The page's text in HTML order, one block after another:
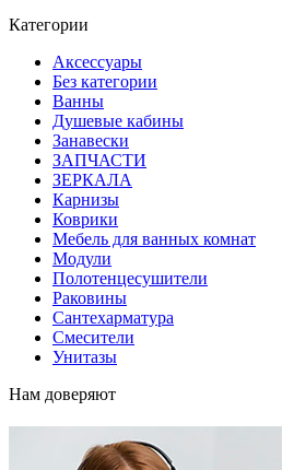
Категории
Аксессуары
Без категории
Ванны
Душевые кабины
Занавески
ЗАПЧАСТИ
ЗЕРКАЛА
Карнизы
Коврики
Мебель для ванных комнат
Модули
Полотенцесушители
Раковины
Сантехарматура
Смесители
Унитазы
Нам доверяют